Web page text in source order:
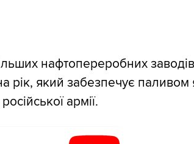
нафтопереробних заводів
рік, який забезпечує паливом
армії.